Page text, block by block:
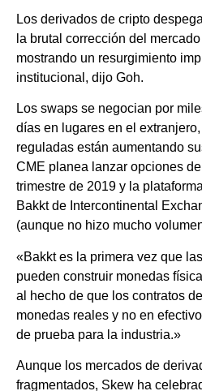
Los derivados de cripto
la brutal corrección del
mostrando un resurgimiento
institucional, dijo Goh.
Los swaps se negocian por
días en lugares en el
reguladas están aumentando
CME planea lanzar opciones
trimestre de 2019 y la
Bakkt de Intercontinental
(aunque no hizo mucho
«Bakkt es la primera vez que
pueden construir monedas
al hecho de que los contratos
monedas reales y no en
de prueba para la industria.»
Aunque los mercados de
fragmentados, Skew ha